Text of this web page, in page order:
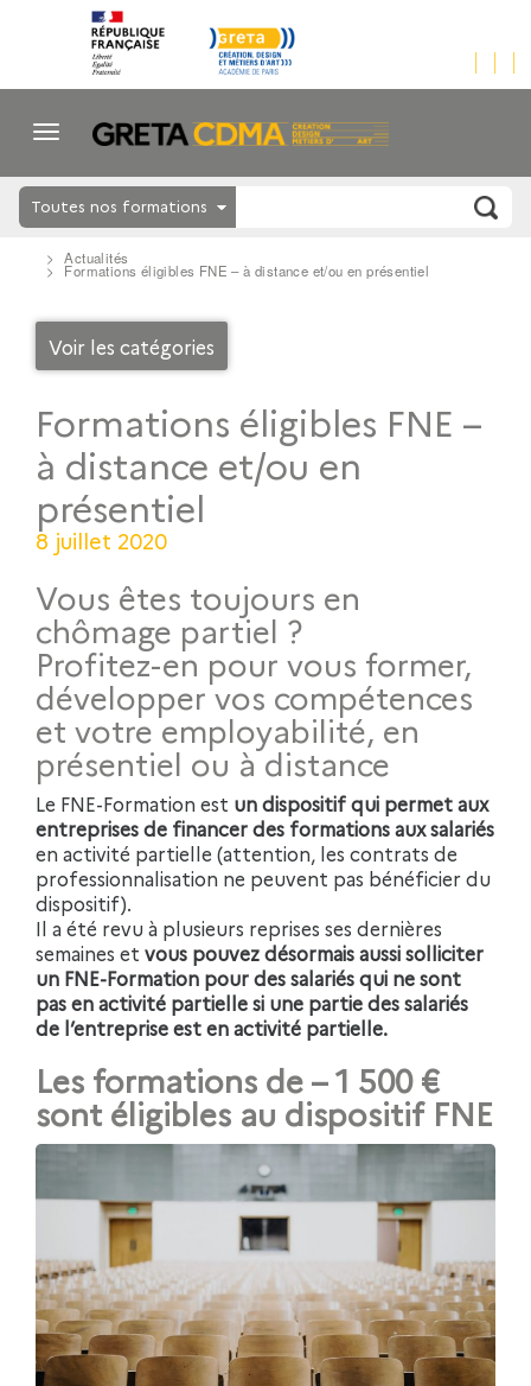
Toutes nos formations
Actualités
Formations éligibles FNE – à distance et/ou en présentiel
Voir les catégories
Formations éligibles FNE –
à distance et/ou en
présentiel
8 juillet 2020
Vous êtes toujours en
chômage partiel ?
Profitez-en pour vous former,
développer vos compétences
et votre employabilité, en
présentiel ou à distance
Le FNE-Formation est un dispositif qui permet aux
entreprises de financer des formations aux salariés
en activité partielle (attention, les contrats de
professionnalisation ne peuvent pas bénéficier du
dispositif).
Il a été revu à plusieurs reprises ses dernières
semaines et vous pouvez désormais aussi solliciter
un FNE-Formation pour des salariés qui ne sont
pas en activité partielle si une partie des salariés
de l’entreprise est en activité partielle.
Les formations de – 1 500 €
sont éligibles au dispositif FNE